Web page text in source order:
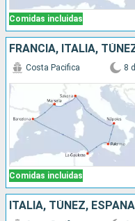
Comidas incluidas
FRANCIA, ITALIA,
Comidas incluidas
Costa Pacifica 8 d
ITALIA, TÚNEZ,